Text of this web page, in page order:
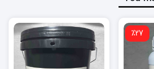
٪27